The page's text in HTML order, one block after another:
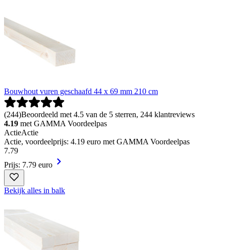
Bouwhout vuren geschaafd 44 x 69 mm 210 cm
(244)Beoordeeld met 4.5 van de 5 sterren, 244 klantreviews
4.19 met GAMMA Voordeelpas
ActieActie
Actie, voordeelprijs: 4.19 euro met GAMMA Voordeelpas
7.79
Prijs: 7.79 euro
Bekijk alles in balk